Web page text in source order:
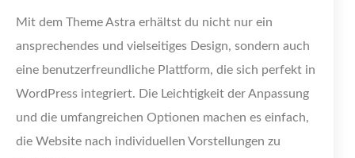
Mit dem Theme Astra erhältst du nicht nur ein
ansprechendes und vielseitiges Design, sondern auch
eine benutzerfreundliche Plattform, die sich perfekt in
WordPress integriert. Die Leichtigkeit der Anpassung
und die umfangreichen Optionen machen es einfach,
die Website nach individuellen Vorstellungen zu